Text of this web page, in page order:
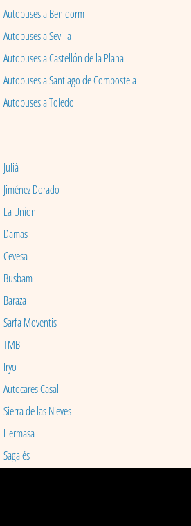
Autobuses a Benidorm
Autobuses a Sevilla
Autobuses a Castellón de la Plana
Autobuses a Santiago de Compostela
Autobuses a Toledo
Julià
Jiménez Dorado
La Union
Damas
Cevesa
Busbam
Baraza
Sarfa Moventis
TMB
Iryo
Autocares Casal
Sierra de las Nieves
Hermasa
Sagalés